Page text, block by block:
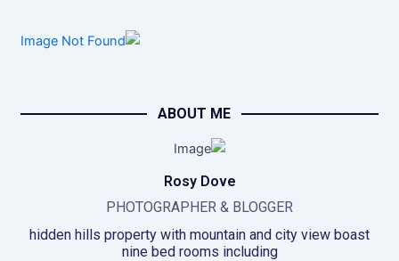
ABOUT ME
Rosy Dove
PHOTOGRAPHER & BLOGGER
hidden hills property with mountain and city view boast
nine bed rooms including